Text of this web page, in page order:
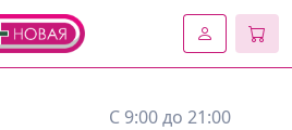
же после открывающего тега :
C 9:00 до 21:00